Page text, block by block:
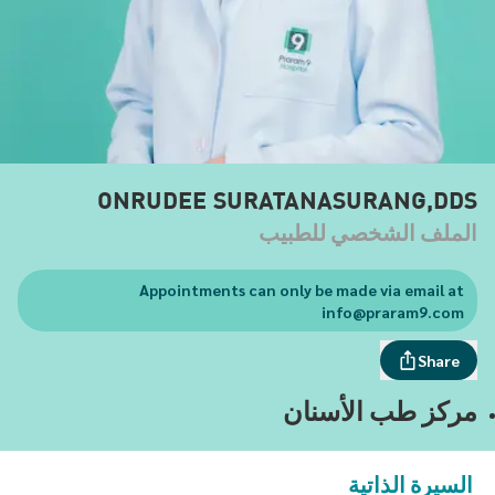
ONRUDEE SURATANASURANG,DDS
الملف الشخصي للطبيب
Appointments can only be made via email at
info@praram9.com
Share
مركز طب الأسنان
السيرة الذاتية